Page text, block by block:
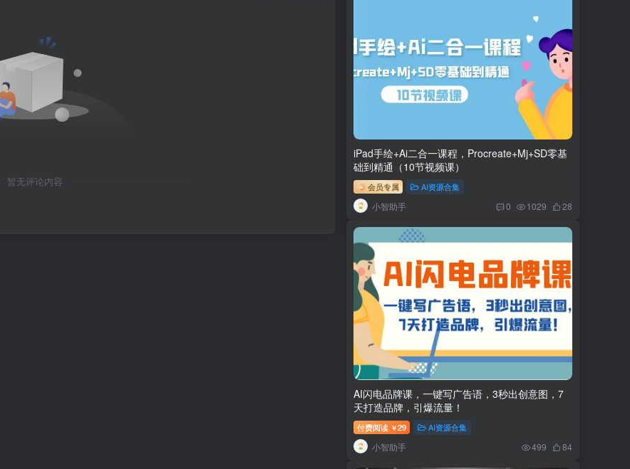
暂无评论内容
iPad手绘+Ai二合一课程，Procreate+Mj+SD零基
础到精通（10节视频课）
会员专属 AI资源合集
小智助手 0 1029 28
AI闪电品牌课，一键写广告语，3秒出创意图，7
天打造品牌，引爆流量！
付费阅读 ￥29 AI资源合集
小智助手 499 84